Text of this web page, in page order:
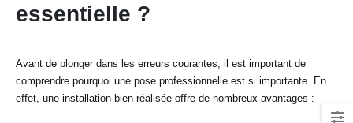
essentielle ?
Avant de plonger dans les erreurs courantes, il est important de
comprendre pourquoi une pose professionnelle est si importante. En
effet, une installation bien réalisée offre de nombreux avantages :